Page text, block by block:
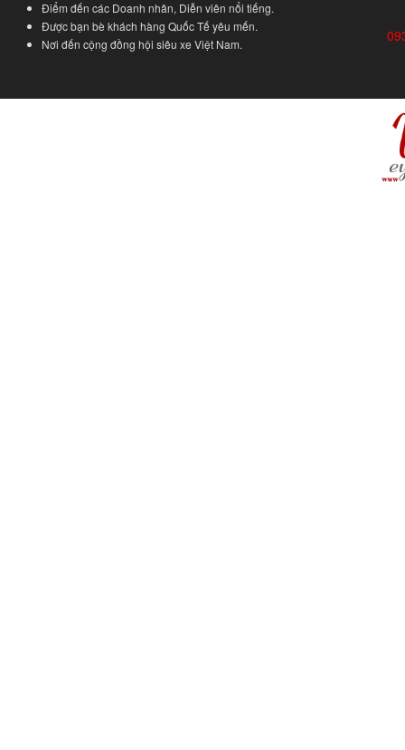
Điểm đến các Doanh nhân, Diễn viên nổi tiếng.
Được bạn bè khách hàng Quốc Tế yêu mến.
Nơi đến cộng đồng hội siêu xe Việt Nam.